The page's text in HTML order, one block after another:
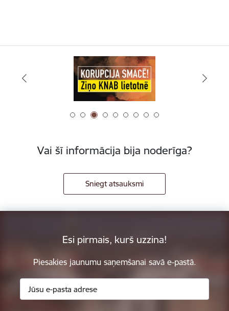
Vai šī informācija bija noderīga?
Sniegt atsauksmi
Esi pirmais, kurš uzzina!
Piesakies jaunumu saņemšanai savā e-pastā.